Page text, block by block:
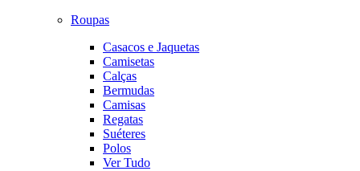
Roupas
Casacos e Jaquetas
Camisetas
Calças
Bermudas
Camisas
Regatas
Suéteres
Polos
Ver Tudo